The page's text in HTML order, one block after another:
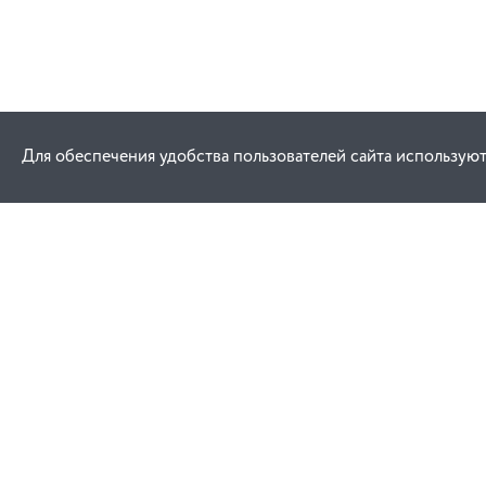
Для обеспечения удобства пользователей сайта